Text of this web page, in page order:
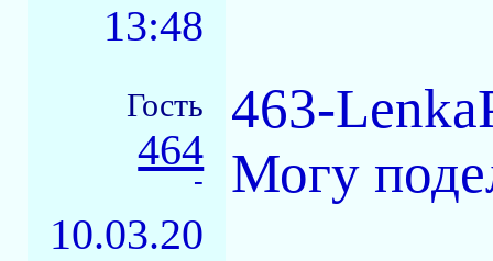
13:48
Гость
464
-
10.03.20
463-
Могу